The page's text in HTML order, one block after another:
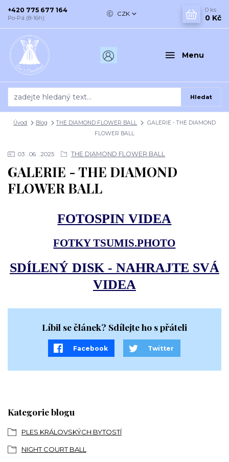
Menu
CZK
Hledat
+420 775 677 164
Po-Pá (8-16h)
0 ks
0 Kč
Úvod Blog THE DIAMOND FLOWER BALL
GALERIE - THE DIAMOND
FLOWER BALL
Kategorie blogu
PLES KRÁLOVSKÝCH BYTOSTÍ
NIGHT COURT BALL
03 06 2025 THE DIAMOND FLOWER BALL
GALERIE - THE DIAMOND
FLOWER BALL
FOTOSPIN VIDEA
FOTKY TSUMIS.PHOTO
SDÍLENÝ DISK - NAHRAJTE SVÁ
VIDEA
Líbil se článek? Sdílejte ho s přáteli
Facebook Twitter